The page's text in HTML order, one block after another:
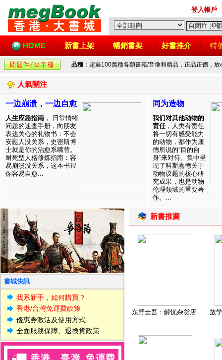
登入帳戶
HOME 新書上架 暢銷書架 好書推介 特
品種 ：超過100萬種各類書籍/音像和精品，正品正價，
人氣關注
一边崩溃，一边自愈
人生应急指南 ， 日常情绪
问题的速查手册，向朋友
表达关心的礼物书：不会
安慰人没关系，史密斯博
士就是你的治愈系嘴替。
耐死型人格修炼指南：容
易崩溃没关系，这本书帮
你容易自愈...
同为造物
我们对其他动物的
责任，人类有责任
将一切有感受能力
的动物，都作为康
德所说的“目的自
身”来对待。集中呈
现了科斯嘉德关于
动物议题的核心研
究成果，也是动物
伦理领域的重要著
作。...
書城快訊
我系新手，如何購買？
香港/台灣免運費政策
優惠券激活及使用方式
全面服務保障、退換貨政策
新書推薦
东野圭吾：解忧杂货店 放